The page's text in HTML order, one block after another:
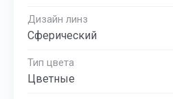
Дизайн линз
Сферический
Тип цвета
Цветные